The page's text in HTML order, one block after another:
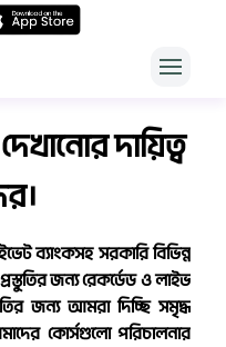
Open
দায়িত্ব
ব্যাংকসহ সরকারি বিভিন্ন
জন্য রেকর্ডেড ও লাইভ
জন্য আমরা দিচ্ছি সমৃদ্ধ
কোর্সগুলো পরিচালনার